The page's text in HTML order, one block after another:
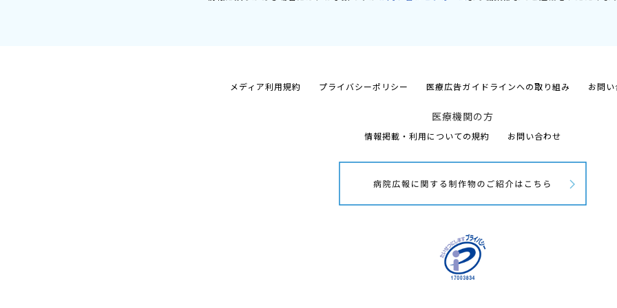
メディア利用規約 プライバシーポリシー 医療広告ガイドラインへの取り組み お問
医療機関の方
情報掲載・利用についての規約 お問い合わせ